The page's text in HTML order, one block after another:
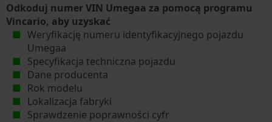
Odkoduj numer VIN Umegaa za pomocą programu
Vincario, aby uzyskać
Weryfikację numeru identyfikacyjnego pojazdu
Umegaa
Specyfikacja techniczna pojazdu
Dane producenta
Rok modelu
Lokalizacja fabryki
Sprawdzenie poprawności cyfr